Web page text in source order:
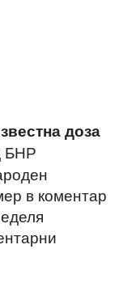
доза
БНР
в коментар